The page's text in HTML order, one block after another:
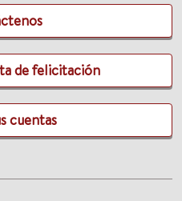
de felicitación
cuentas